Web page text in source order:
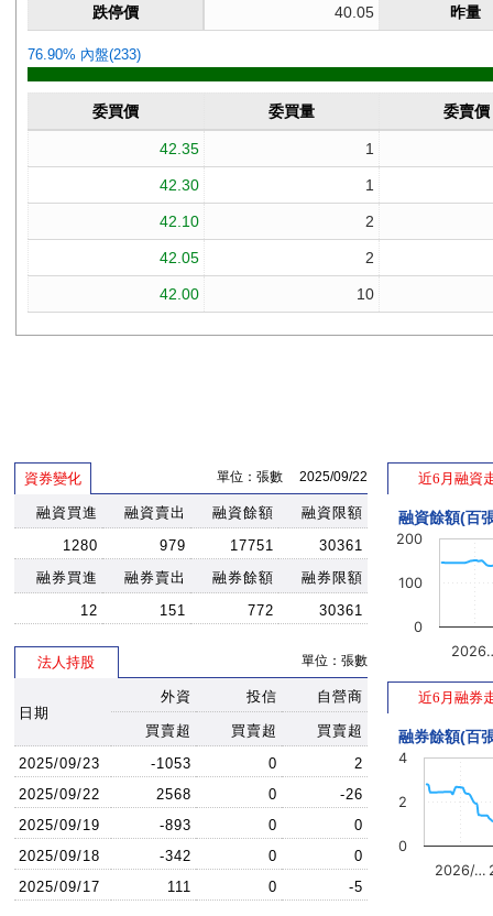
資券變化 單位：張數 2025/09/22
融資買進 融資賣出 融資餘額
融資限額
1280
979 17751
30361
融券買進
融券賣出 融券餘額
融券限額
12
151 772 30361
法人持股 單位：張數
日期
外資 投信 自營商
買賣超 買賣超
買賣超
2025/09/23
-1053 0
2
2025/09/22
2568 0
-26
2025/09/19
-893 0
0
2025/09/18
-342 0
0
2025/09/17
111 0 -5
近6月融資
融資餘額(百
0
100
200
近6月融券
融券餘額(百
2026/…
0
2
4